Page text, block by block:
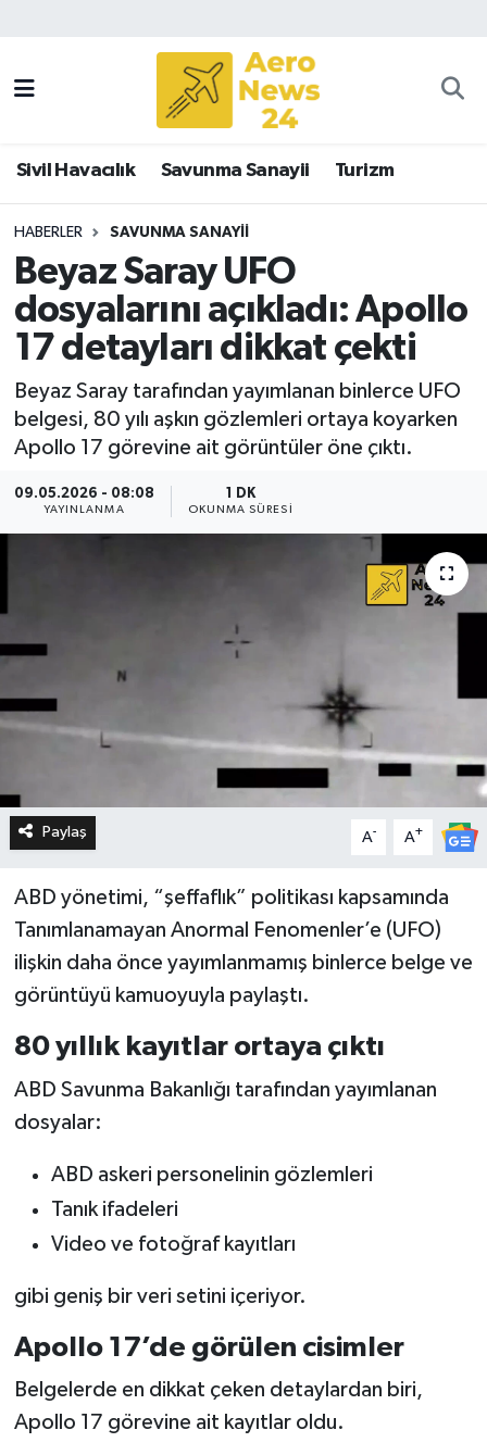
Sivil Havacılık Savunma Sanayii Turizm
HABERLER SAVUNMA SANAYII
Beyaz Saray UFO
dosyalarını açıkladı: Apollo
17 detayları dikkat çekti
Beyaz Saray tarafından yayımlanan binlerce UFO
belgesi, 80 yılı aşkın gözlemleri ortaya koyarken
Apollo 17 görevine ait görüntüler öne çıktı.
09.05.2026 - 08:08
YAYINLANMA
1 DK
OKUNMA SÜRESI
Paylaş A- A+
ABD yönetimi, “şeffaflık” politikası kapsamında
Tanımlanamayan Anormal Fenomenler’e (UFO)
ilişkin daha önce yayımlanmamış binlerce belge ve
görüntüyü kamuoyuyla paylaştı.
80 yıllık kayıtlar ortaya çıktı
ABD Savunma Bakanlığı tarafından yayımlanan
dosyalar:
ABD askeri personelinin gözlemleri
Tanık ifadeleri
Video ve fotoğraf kayıtları
gibi geniş bir veri setini içeriyor.
Apollo 17’de görülen cisimler
Belgelerde en dikkat çeken detaylardan biri,
Apollo 17 görevine ait kayıtlar oldu.